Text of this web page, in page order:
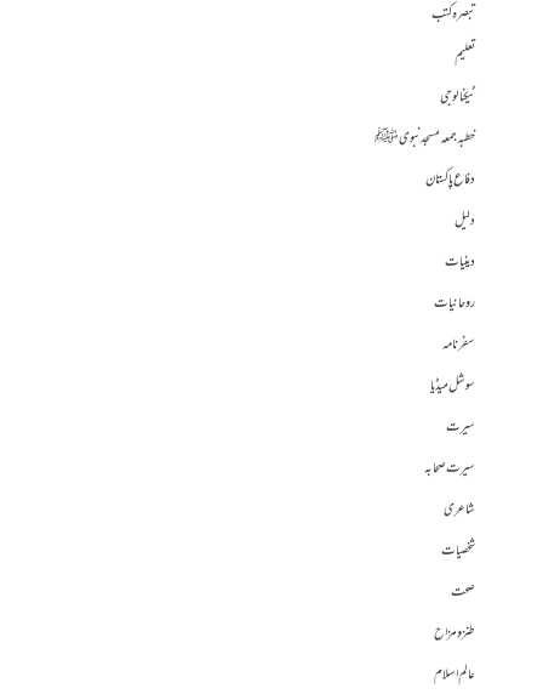
تبصرہ کتب
تعلیم
ٹیکنالوجی
خطبہ جمعہ مسجد نبوی ﷺ
دفاع پاکستان
دلیل
دینیات
روحانیات
سفرنامہ
سوشل میڈیا
سیرت
سیرت صحابہ
شاعری
شخصیات
صحت
طنز و مزاح
عالم اسلام